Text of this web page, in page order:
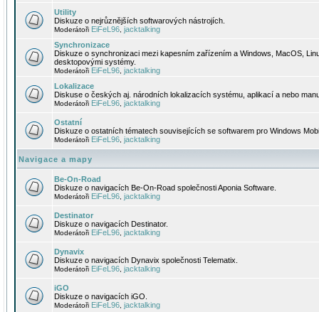
Utility
Diskuze o nejrůznějších softwarových nástrojích.
Moderátoři EiFeL96 jacktalking
Synchronizace
Diskuze o synchronizaci mezi kapesním zařízením a Windows, MacOS,
desktopovými systémy.
Moderátoři EiFeL96 jacktalking
Lokalizace
Diskuse o českých aj. národních lokalizacích systému, aplikací a nebo
Moderátoři EiFeL96 jacktalking
Ostatní
Diskuze o ostatních tématech souvisejících se softwarem pro Windows
Moderátoři EiFeL96 jacktalking
Navigace a mapy
Be-On-Road
Diskuze o navigacích Be-On-Road společnosti Aponia Software.
Moderátoři EiFeL96 jacktalking
Destinator
Diskuze o navigacích Destinator.
Moderátoři EiFeL96 jacktalking
Dynavix
Diskuze o navigacích Dynavix společnosti Telematix.
Moderátoři EiFeL96 jacktalking
iGO
Diskuze o navigacích iGO.
Moderátoři EiFeL96 jacktalking